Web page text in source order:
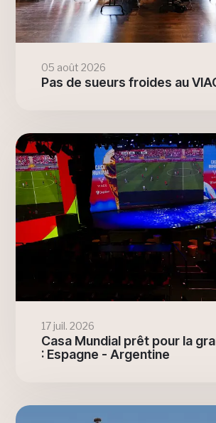
05 août 2026
Pas de sueurs froides au
17 juil. 2026
Casa Mundial prêt pour la
: Espagne - Argentine